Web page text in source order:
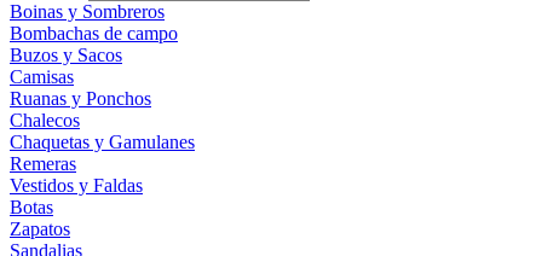
Boinas y Sombreros
Bombachas de campo
Buzos y Sacos
Camisas
Ruanas y Ponchos
Chalecos
Chaquetas y Gamulanes
Remeras
Vestidos y Faldas
Botas
Zapatos
Sandalias